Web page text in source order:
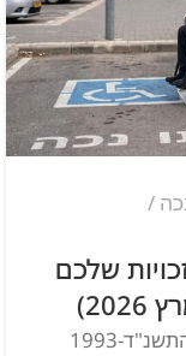
שלכם
תוכן ענייניםמה אומר חוק חניה לנכים, התשנ"ד-1993